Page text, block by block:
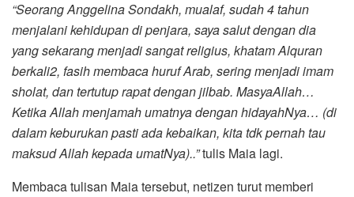
“Seorang Anggelina Sondakh, mualaf, sudah 4 tahun
menjalani kehidupan di penjara, saya salut dengan dia
yang sekarang menjadi sangat religius, khatam Alquran
berkali2, fasih membaca huruf Arab, sering menjadi imam
sholat, dan tertutup rapat dengan jilbab. MasyaAllah…
Ketika Allah menjamah umatnya dengan hidayahNya… (di
dalam keburukan pasti ada kebaikan, kita tdk pernah tau
maksud Allah kepada umatNya)..”tulis Maia lagi.
Membaca tulisan Maia tersebut, netizen turut memberi